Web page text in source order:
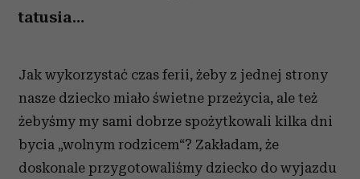
tatusia…
Jak wykorzystać czas ferii, żeby z jednej strony
nasze dziecko miało świetne przeżycia, ale też
żebyśmy my sami dobrze spożytkowali kilka dni
bycia „wolnym rodzicem“? Zakładam, że
doskonale przygotowaliśmy dziecko do wyjazdu